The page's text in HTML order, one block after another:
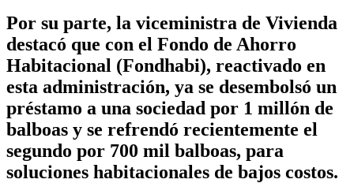
Por su parte, la viceministra de Vivienda
destacó que con el Fondo de Ahorro
Habitacional (Fondhabi), reactivado en
esta administración, ya se desembolsó un
préstamo a una sociedad por 1 millón de
balboas y se refrendó recientemente el
segundo por 700 mil balboas, para
soluciones habitacionales de bajos costos.